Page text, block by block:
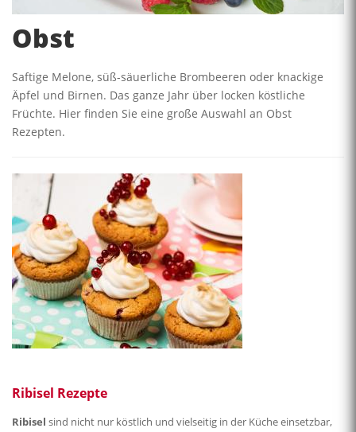
Obst
Saftige Melone, süß-säuerliche Brombeeren oder knackige
Äpfel und Birnen. Das ganze Jahr über locken köstliche
Früchte. Hier finden Sie eine große Auswahl an Obst
Rezepten.
Ribisel Rezepte
Ribisel sind nicht nur köstlich und vielseitig in der Küche einsetzbar,